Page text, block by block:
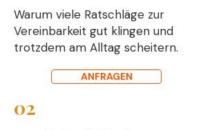
Warum viele Ratschläge zur
Vereinbarkeit gut klingen und
trotzdem am Alltag scheitern.
02
ANFRAGEN